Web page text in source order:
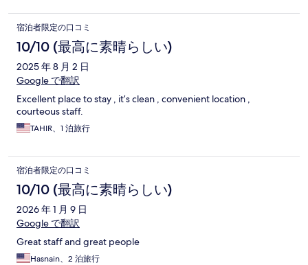
宿泊者限定の口コミ
10/10 (最高に素晴らしい)
2025 年 8 月 2 日
Google で翻訳
Excellent place to stay , it’s clean , convenient location ,
courteous staff.
TAHIR、1 泊旅行
宿泊者限定の口コミ
10/10 (最高に素晴らしい)
2026 年 1 月 9 日
Google で翻訳
Great staff and great people
Hasnain、2 泊旅行